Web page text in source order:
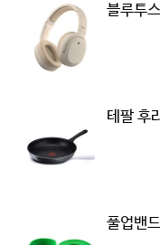
블루투
테팔 후
풀업밴